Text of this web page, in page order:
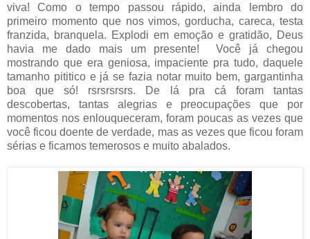
viva! Como o tempo passou rápido, ainda lembro do
primeiro momento que nos vimos, gorducha, careca, testa
franzida, branquela. Explodi em emoção e gratidão, Deus
havia me dado mais um presente! Você já chegou
mostrando que era geniosa, impaciente pra tudo, daquele
tamanho pititico e já se fazia notar muito bem, gargantinha
boa que só! rsrsrsrsrs. De lá pra cá foram tantas
descobertas, tantas alegrias e preocupações que por
momentos nos enlouqueceram, foram poucas as vezes que
você ficou doente de verdade, mas as vezes que ficou foram
sérias e ficamos temerosos e muito abalados.